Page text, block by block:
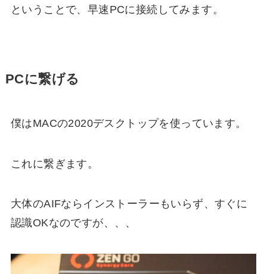
ということで、早速PCに接続してみます。
PCに繋げる
僕はMACの2020デスクトップを使っています。
これに繋ぎます。
大体のAIFならインストーラーもいらず、すぐに
認識OKなのですが、、、